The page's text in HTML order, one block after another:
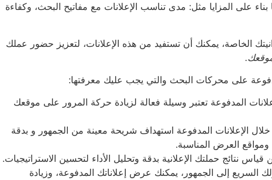
بناء على المزايا مثل: مدى تناسب الإعلانات مع مفاتيح البحث، وكفاءة
الخاصة، يمكنك أن تستفيد من هذه الإعلانات، لتعزيز حضور عملك
على محركات البحث والتي يجب عليك معرفتها:
المدفوعة تعتبر وسيلة فعالة لزيادة حركة المرور على موقعك
الإعلانات المدفوعة استهداف شريحة معينة من الجمهور و بدقة
ومواقع العرض المناسبة.
قياس نتائج حملتك الإعلانية بدقة وتحليل الأداء لتحسين الاستراتيجيات.
السريع إلى الجمهور، يمكنك عرض إعلاناتك المدفوعة، وزيادة